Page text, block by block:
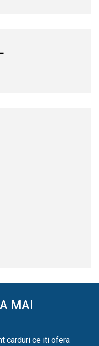
MAI
carduri ce iti ofera